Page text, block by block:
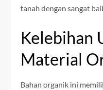
tanah dengan sangat
Kelebihan
Material
Bahan organik ini